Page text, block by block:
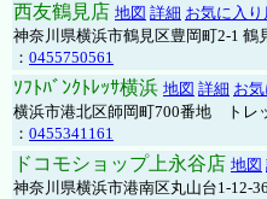
西友鶴見店 地図 詳細 お気に入
神奈川県横浜市鶴見区豊岡町2-1 鶴
： 0455750561
ｿﾌﾄﾊﾞﾝｸﾄﾚｯｻ横浜 地図 詳細 お
横浜市港北区師岡町700番地 トレ
： 0455341161
ドコモショップ上永谷店 地図
神奈川県横浜市港南区丸山台1-12-